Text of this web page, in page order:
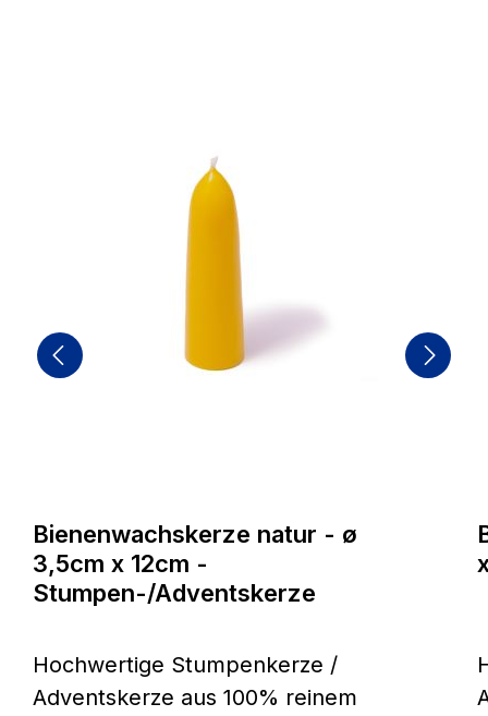
Bienenwachskerze natur - ø
3,5cm x 12cm -
Stumpen-/Adventskerze
Hochwertige Stumpenkerze /
Adventskerze aus 100% reinem